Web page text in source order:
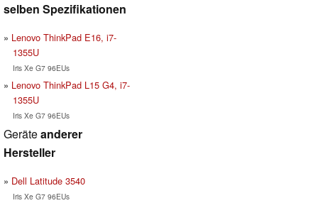
selben Spezifikationen
Lenovo ThinkPad E16, i7-
1355U
Iris Xe G7 96EUs
Lenovo ThinkPad L15 G4, i7-
1355U
Iris Xe G7 96EUs
Geräteanderer
Hersteller
Dell Latitude 3540
Iris Xe G7 96EUs